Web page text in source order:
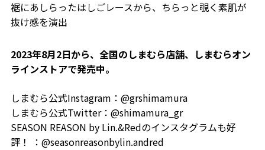
裾にあしらったはしごレースから、ちらっと覗く素肌が
抜け感を演出
2023年8月2日から、全国のしまむら店舗、しまむらオン
ラインストアで発売中。
しまむら公式Instagram：@grshimamura
しまむら公式Twitter：@shimamura_gr
SEASON REASON by Lin.&Redのインスタグラムも好
評！ ：@seasonreasonbylin.andred